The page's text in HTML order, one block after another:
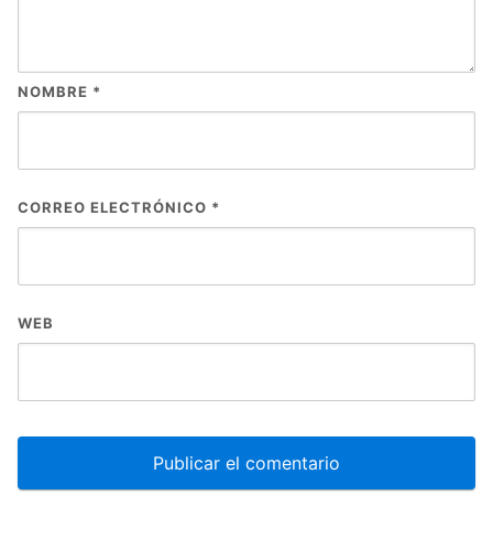
NOMBRE *
CORREO ELECTRÓNICO *
WEB